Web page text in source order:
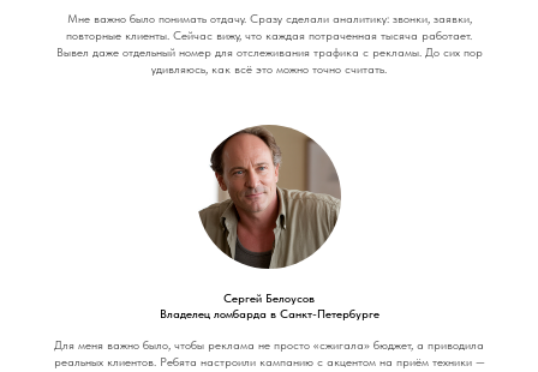
Мне важно было понимать отдачу. Сразу сделали аналитику: звонки, заявки,
повторные клиенты. Сейчас вижу, что каждая потраченная тысяча работает.
Вывел даже отдельный номер для отслеживания трафика с рекламы. До сих пор
удивляюсь, как всё это можно точно считать.
Сергей Белоусов
Владелец ломбарда в Санкт-Петербурге
Для меня важно было, чтобы реклама не просто «сжигала» бюджет, а приводила
реальных клиентов. Ребята настроили кампанию с акцентом на приём техники —